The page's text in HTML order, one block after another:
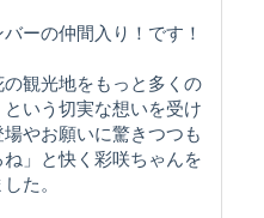
ーの仲間入り！です！
観光地をもっと多くの
いう切実な想いを受け
やお願いに驚きつつも
ね」と快く彩咲ちゃんを
た。